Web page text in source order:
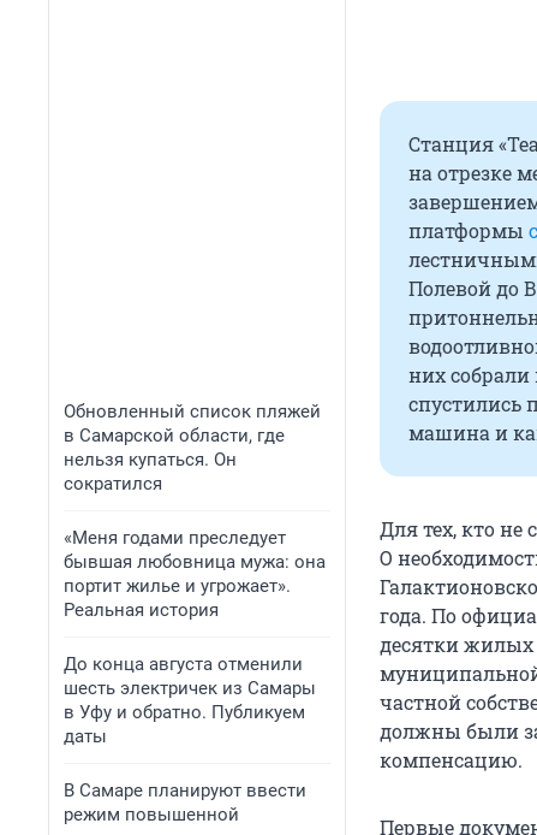
Обновленный список пляжей
в Самарской области, где
нельзя купаться. Он
сократился
«Меня годами преследует
бывшая любовница мужа: она
портит жилье и угрожает».
Реальная история
До конца августа отменили
шесть электричек из Самары
в Уфу и обратно. Публикуем
даты
В Самаре планируют ввести
режим повышенной
Станция
на отрезке
платформы
Полевой до
них собрали
спустились
машина и
Для тех, кто не
О
года. По
десятки жилых
частной
должны были
компенсацию.
Первые